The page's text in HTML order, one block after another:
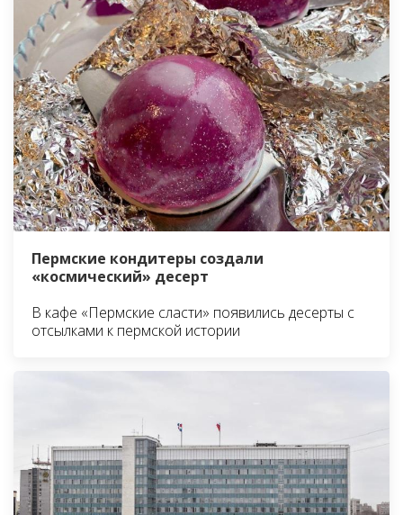
Пермские кондитеры создали
«космический» десерт
В кафе «Пермские сласти» появились десерты с
отсылками к пермской истории